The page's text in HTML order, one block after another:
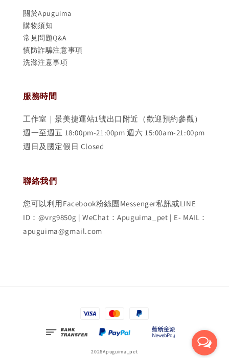
關於Apuguima
購物須知
常見問題Q&A
慎防詐騙注意事項
洗滌注意事項
服務時間
工作室｜景美捷運站1號出口附近（歡迎預約參觀）
週一至週五 18:00pm-21:00pm 週六 15:00am-21:00pm
週日及國定假日 Closed
聯絡我們
您可以利用Facebook粉絲團Messenger私訊或LINE
ID：@vrg9850g | WeChat：Apuguima_pet | E- MAIL：
apuguima@gmail.com
2026Apuguima_pet